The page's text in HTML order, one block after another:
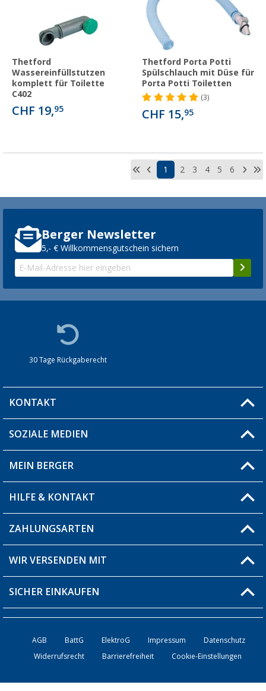
Thetford
Wassereinfüllstutzen
komplett für Toilette
C402
CHF 19,95
Thetford Porta Potti
Spülschlauch mit Düse für
Porta Potti Toiletten
(3)
CHF 15,95
1 2 3 4 5 6
Berger Newsletter
5,- € Willkommensgutschein sichern
30 Tage Rückgaberecht
KONTAKT
Du hast eine Frage?
Filiale finden
SOZIALE MEDIEN
MEIN BERGER
Blog
Produkttester
Über uns
HILFE & KONTAKT
Fragen & Antworten / FAQ
Versandinformationen
Bestellstatus
Kontakt
ZAHLUNGSARTEN
WIR VERSENDEN MIT
SICHER EINKAUFEN
AGB BattG ElektroG Impressum
Datenschutz
Widerrufsrecht
Barrierefreiheit Cookie-Einstellungen